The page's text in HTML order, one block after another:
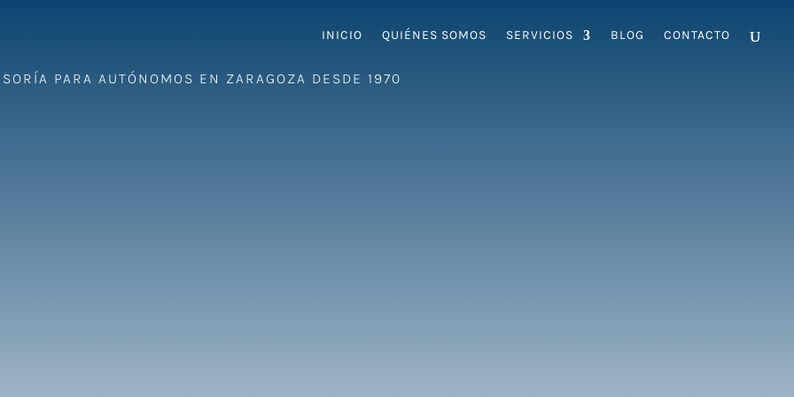
INICIO QUIÉNES SOMOS SERVICIOS BLOG CONTACTO
PARA AUTÓNOMOS EN ZARAGOZA DESDE 1970